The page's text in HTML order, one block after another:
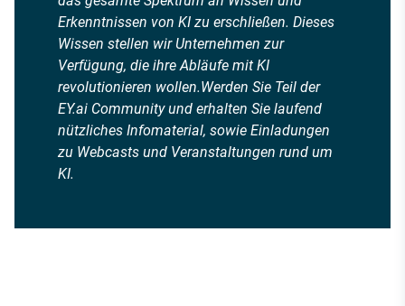
Erkenntnissen von KI zu erschließen. Dieses
Wissen stellen wir Unternehmen zur
Verfügung, die ihre Abläufe mit KI
revolutionieren wollen.Werden Sie Teil der
EY.ai Community und erhalten Sie laufend
nützliches Infomaterial, sowie Einladungen
zu Webcasts und Veranstaltungen rund um
KI.